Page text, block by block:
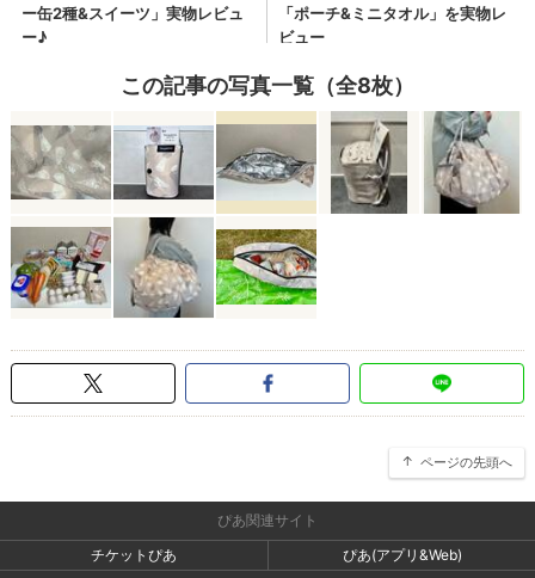
この記事の写真一覧（全8枚）
ページの先頭へ
ぴあ関連サイト
チケットぴあ
ぴあ(アプリ&Web)